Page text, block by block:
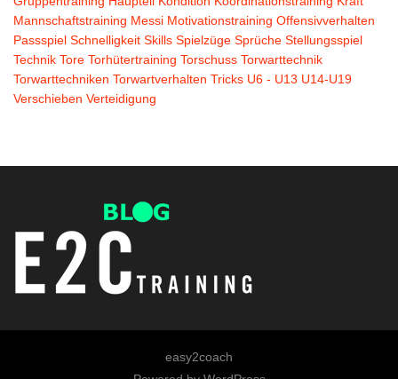
Mannschaftstraining Messi Motivationstraining Offensivverhalten
Passspiel Schnelligkeit Skills Spielzüge Sprüche Stellungsspiel
Technik Tore Torhütertraining Torschuss Torwarttechnik
Torwarttechniken Torwartverhalten Tricks U6 - U13 U14-U19
Verschieben Verteidigung
easy2coach